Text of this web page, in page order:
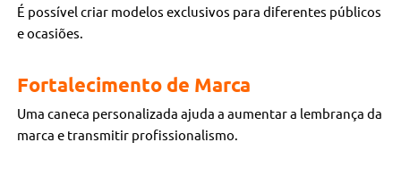
É possível criar modelos exclusivos para diferentes públicos
e ocasiões.
Fortalecimento de Marca
Uma caneca personalizada ajuda a aumentar a lembrança da
marca e transmitir profissionalismo.